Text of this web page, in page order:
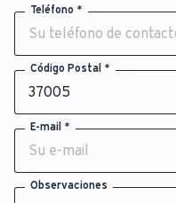
Teléfono *
Código Postal *
E-mail *
Observaciones